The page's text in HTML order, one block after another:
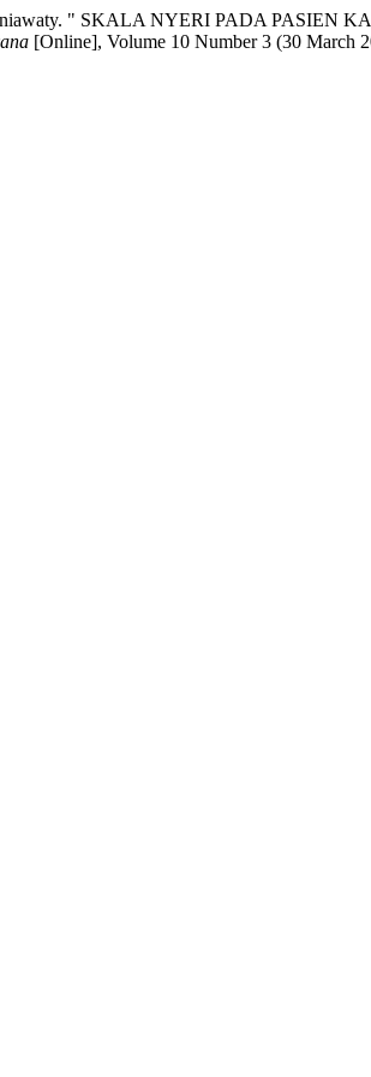
" SKALA NYERI PADA PASIEN
[Online], Volume 10 Number 3 (30 March